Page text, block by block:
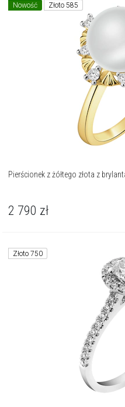
Nowość Złoto 585
Pierścionek z żółtego złota z
2 790 zł
Złoto 750